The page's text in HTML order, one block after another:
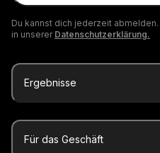
Du kannst dich jederzeit
in unserer Datenschutzerklärung.
Ergebnisse
Für das Geschäft